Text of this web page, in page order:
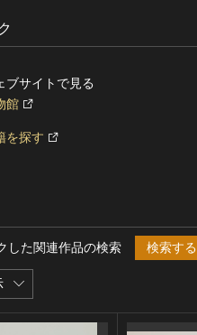
ブサイトで見る
館
を探す
した関連作品の検索 検索する